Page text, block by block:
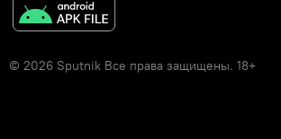
© 2026 Sputnik Все права защищены. 18+